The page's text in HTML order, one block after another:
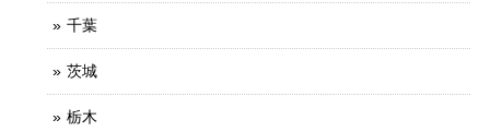
千葉
茨城
栃木